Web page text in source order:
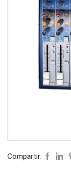
Compartir: